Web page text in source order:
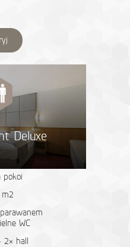
Deluxe
pokoi
m2
WC
2× hall